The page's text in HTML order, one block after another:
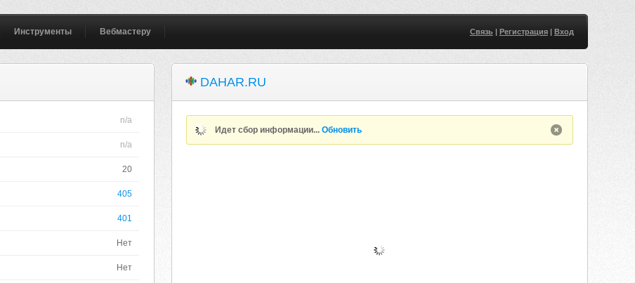
Инструменты Вебмастеру Связь| Регистрация| Вход
n/a
n/a
20
405
401
Нет
Нет
DAHAR.RU
Идет сбор информации...Обновить